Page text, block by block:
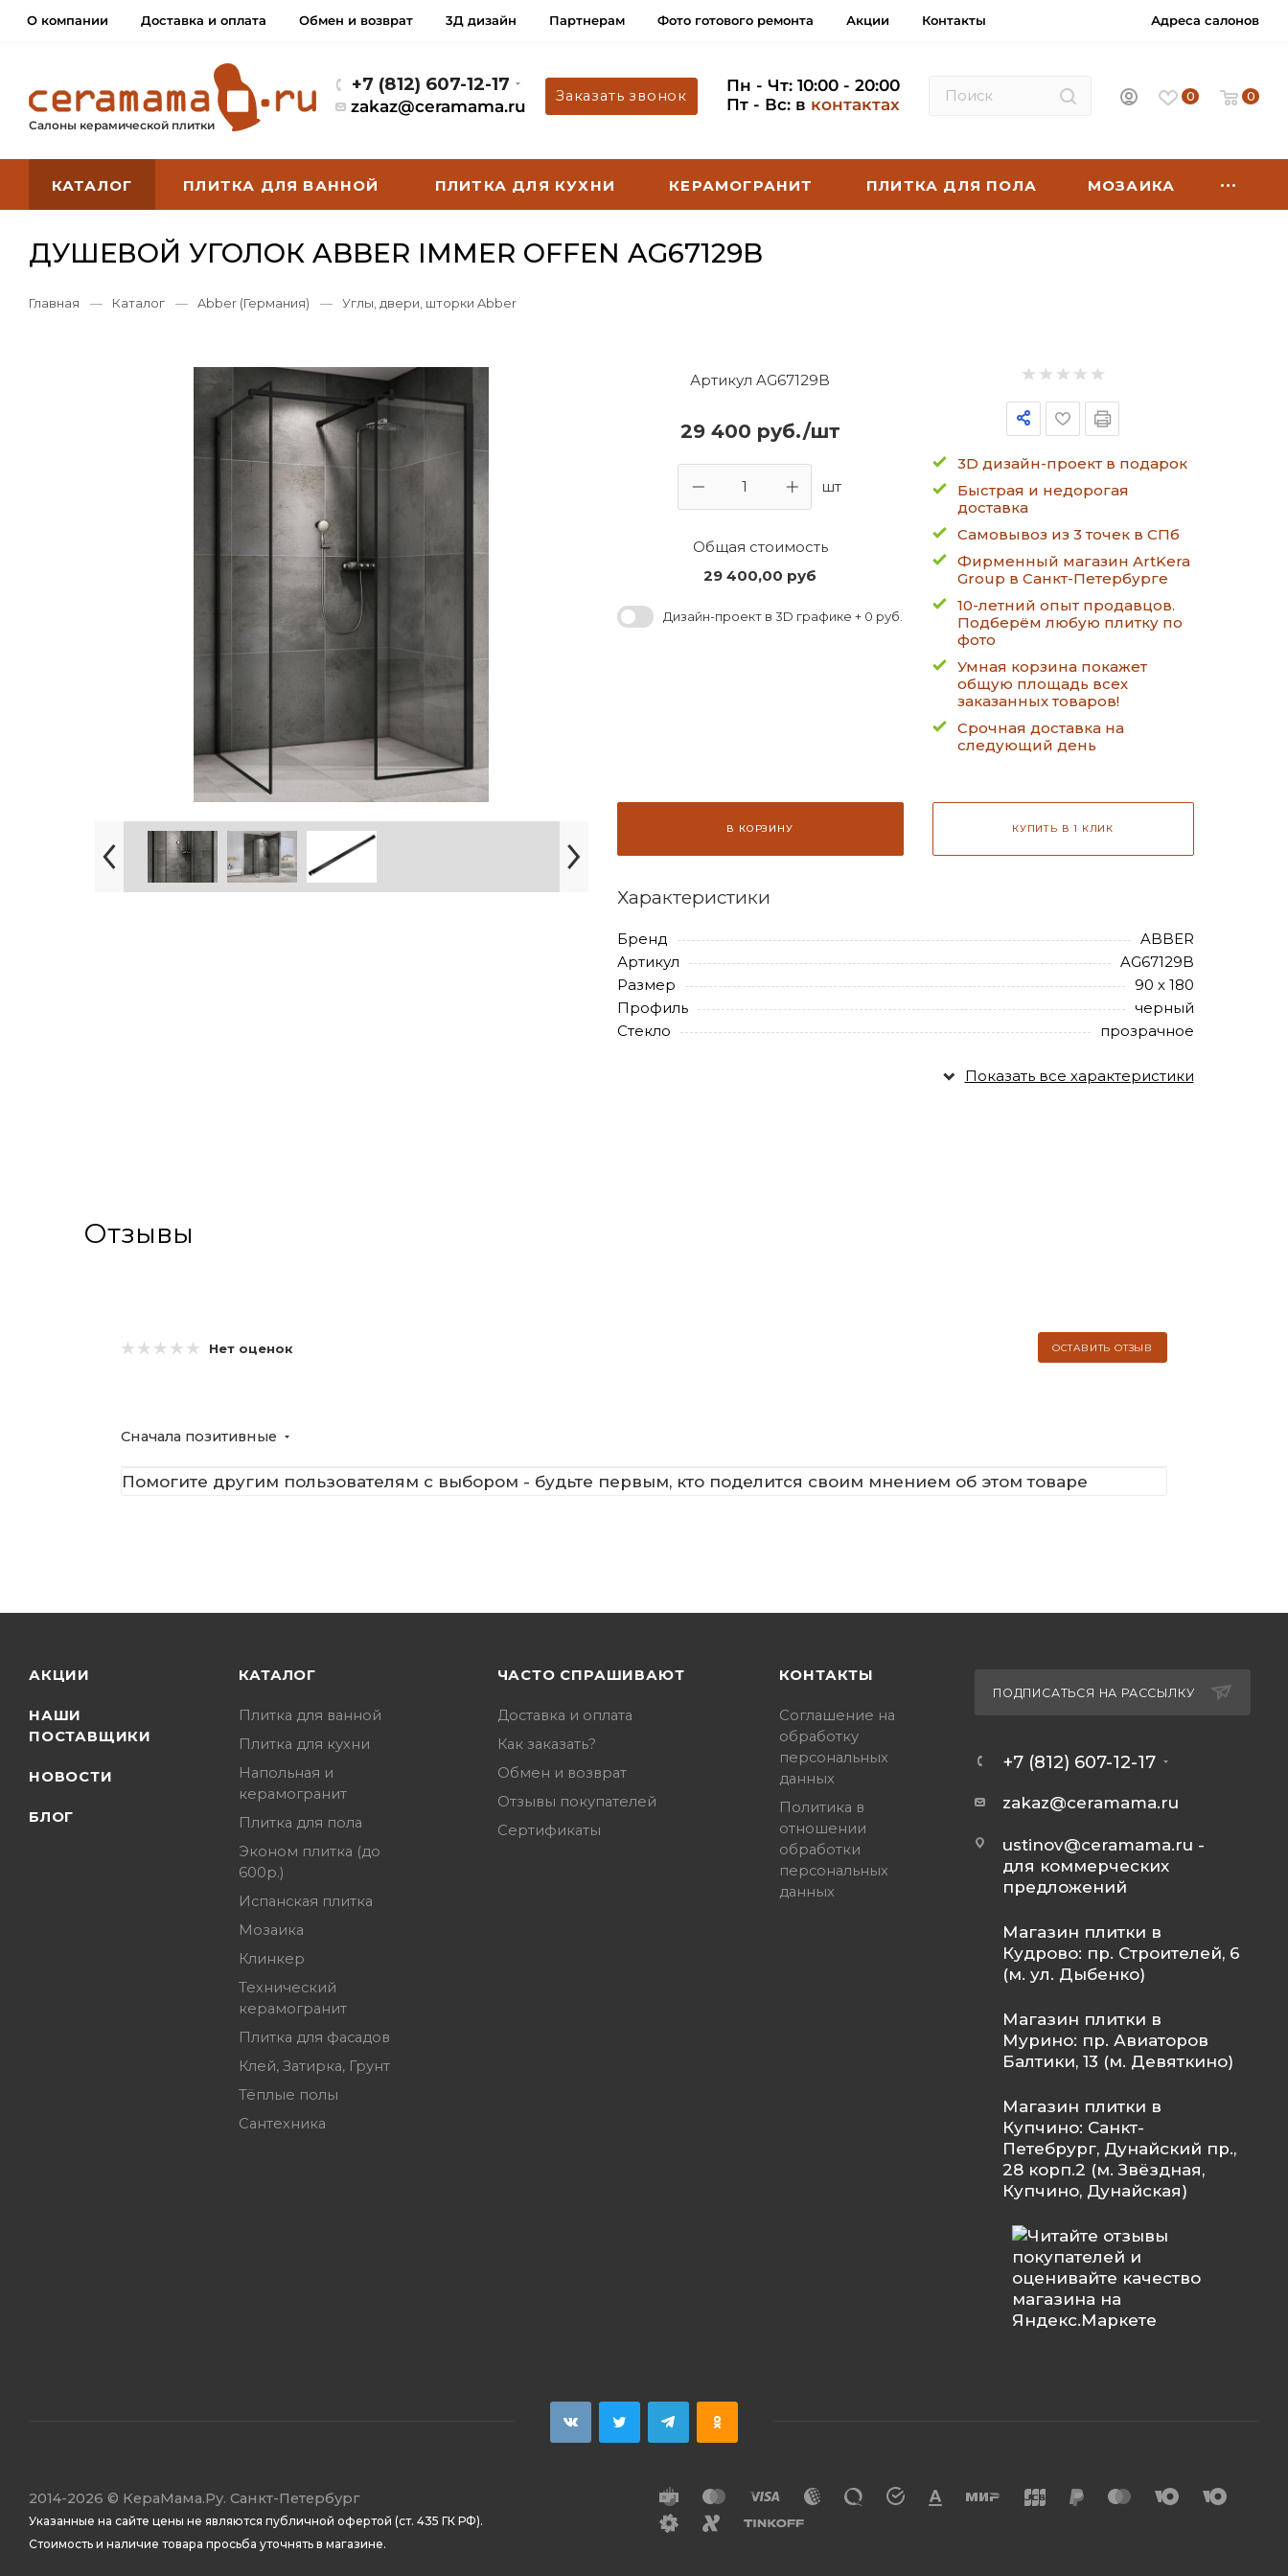
О компании Доставка и оплата Обмен и возврат 3Д дизайн Партнерам Фото готового ремонта Акции Контакты Адреса салонов
Салоны керамической плитки
+7 (812) 607-12-17
zakaz@ceramama.ru
Заказать звонок
Пн - Чт: 10:00 - 20:00
Пт - Вс: в контактах 0 0
КАТАЛОГ ПЛИТКА ДЛЯ ВАННОЙ ПЛИТКА ДЛЯ КУХНИ КЕРАМОГРАНИТ ПЛИТКА ДЛЯ ПОЛА МОЗАИКА
ДУШЕВОЙ УГОЛОК ABBER IMMER OFFEN AG67129B
Главная — Каталог — Abber (Германия) — Углы, двери, шторки Abber
Артикул AG67129B
29 400 руб./шт
шт
Общая стоимость
29 400,00 руб
Дизайн-проект в 3D графике + 0 руб.
3D дизайн-проект в подарок
Быстрая и недорогая
доставка
Самовывоз из 3 точек в СПб
Фирменный магазин ArtKera
Group в Санкт-Петербурге
10-летний опыт продавцов.
Подберём любую плитку по
фото
Умная корзина покажет
общую площадь всех
заказанных товаров!
Срочная доставка на
следующий день
В КОРЗИНУ КУПИТЬ В 1 КЛИК
Характеристики
Бренд
ABBER
Артикул
AG67129B
Размер
90 х 180
Профиль
черный
Стекло
прозрачное
Показать все характеристики
Отзывы
Нет оценок ОСТАВИТЬ ОТЗЫВ
Сначала позитивные
Помогите другим пользователям с выбором - будьте первым, кто поделится своим мнением об этом товаре
АКЦИИ
НАШИ
ПОСТАВЩИКИ
НОВОСТИ
БЛОГ
КАТАЛОГ
Плитка для ванной
Плитка для кухни
Напольная и
керамогранит
Плитка для пола
Эконом плитка (до
600р.)
Испанская плитка
Мозаика
Клинкер
Технический
керамогранит
Плитка для фасадов
Клей, Затирка, Грунт
Тёплые полы
Сантехника
ЧАСТО СПРАШИВАЮТ
Доставка и оплата
Как заказать?
Обмен и возврат
Отзывы покупателей
Сертификаты
КОНТАКТЫ
Соглашение на
обработку
персональных
данных
Политика в
отношении
обработки
персональных
данных
ПОДПИСАТЬСЯ НА РАССЫЛКУ
+7 (812) 607-12-17
zakaz@ceramama.ru
ustinov@ceramama.ru -
для коммерческих
предложений
Магазин плитки в
Кудрово: пр. Строителей, 6
(м. ул. Дыбенко)
Магазин плитки в
Мурино: пр. Авиаторов
Балтики, 13 (м. Девяткино)
Магазин плитки в
Купчино: Санкт-
Петебрург, Дунайский пр.,
28 корп.2 (м. Звёздная,
Купчино, Дунайская)
2014-2026 © КераМама.Ру. Санкт-Петербург
Указанные на сайте цены не являются публичной офертой (ст. 435 ГК РФ).
Стоимость и наличие товара просьба уточнять в магазине.